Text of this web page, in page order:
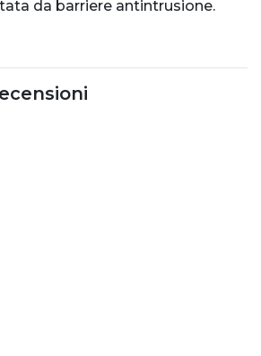
da barriere antintrusione.